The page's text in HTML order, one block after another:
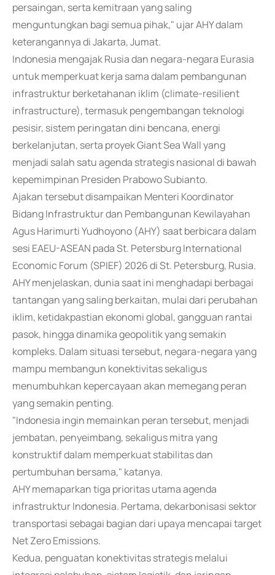
persaingan, serta kemitraan yang saling
menguntungkan bagi semua pihak," ujar AHY dalam
keterangannya di Jakarta, Jumat.
Indonesia mengajak Rusia dan negara-negara Eurasia
untuk memperkuat kerja sama dalam pembangunan
infrastruktur berketahanan iklim (climate-resilient
infrastructure), termasuk pengembangan teknologi
pesisir, sistem peringatan dini bencana, energi
berkelanjutan, serta proyek Giant Sea Wall yang
menjadi salah satu agenda strategis nasional di bawah
kepemimpinan Presiden Prabowo Subianto.
Ajakan tersebut disampaikan Menteri Koordinator
Bidang Infrastruktur dan Pembangunan Kewilayahan
Agus Harimurti Yudhoyono (AHY) saat berbicara dalam
sesi EAEU-ASEAN pada St. Petersburg International
Economic Forum (SPIEF) 2026 di St. Petersburg, Rusia.
AHY menjelaskan, dunia saat ini menghadapi berbagai
tantangan yang saling berkaitan, mulai dari perubahan
iklim, ketidakpastian ekonomi global, gangguan rantai
pasok, hingga dinamika geopolitik yang semakin
kompleks. Dalam situasi tersebut, negara-negara yang
mampu membangun konektivitas sekaligus
menumbuhkan kepercayaan akan memegang peran
yang semakin penting.
"Indonesia ingin memainkan peran tersebut, menjadi
jembatan, penyeimbang, sekaligus mitra yang
konstruktif dalam memperkuat stabilitas dan
pertumbuhan bersama," katanya.
AHY memaparkan tiga prioritas utama agenda
infrastruktur Indonesia. Pertama, dekarbonisasi sektor
transportasi sebagai bagian dari upaya mencapai target
Net Zero Emissions.
Kedua, penguatan konektivitas strategis melalui